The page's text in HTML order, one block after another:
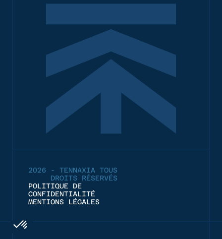
2026 - TENNAXIA TOUS
DROITS RÉSERVÉS
POLITIQUE DE
CONFIDENTIALITÉ
MENTIONS LÉGALES